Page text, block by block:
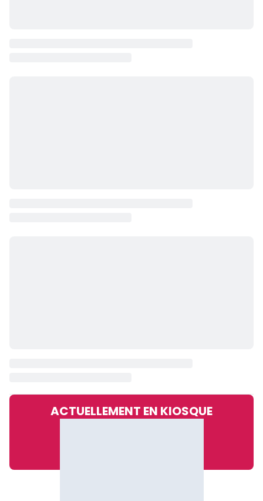
ACTUELLEMENT EN KIOSQUE